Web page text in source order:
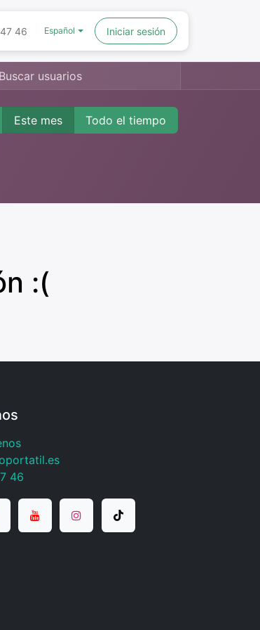
46 Español Iniciar sesión
Este mes Todo el tiempo
:(
46